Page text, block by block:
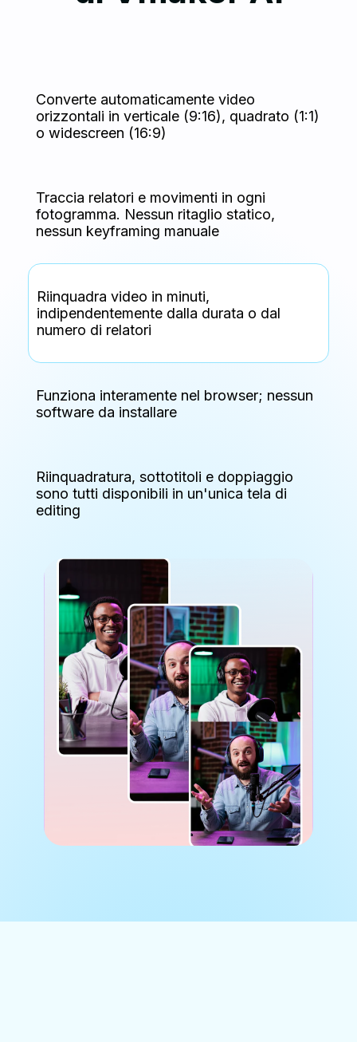
Converte automaticamente video
orizzontali in verticale (9:16), quadrato (1:1)
o widescreen (16:9)
Traccia relatori e movimenti in ogni
fotogramma. Nessun ritaglio statico,
nessun keyframing manuale
Riinquadra video in minuti,
indipendentemente dalla durata o dal
numero di relatori
Funziona interamente nel browser; nessun
software da installare
Riinquadratura, sottotitoli e doppiaggio
sono tutti disponibili in un'unica tela di
editing